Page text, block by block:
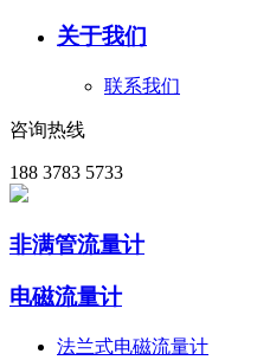
关于我们
联系我们
咨询热线
188 3783 5733
非满管流量计
电磁流量计
法兰式电磁流量计